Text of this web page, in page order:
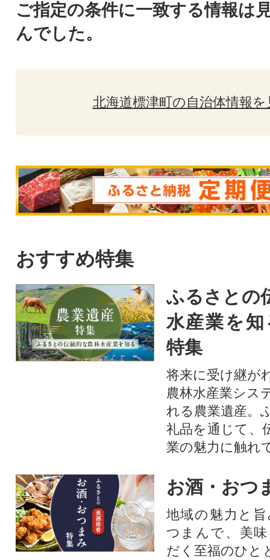
ご指定の条件に一致する情報は
んでした。
北海道標津町の自治体情報を
おすすめ特集
ふるさとの
水産業を
特集
将来に受け継が
農林水産業シス
れる農業遺産。
礼品を通じて、
業の魅力に触れ
お酒・おつ
地域の魅力と
つまんで、美
だく至福のひと